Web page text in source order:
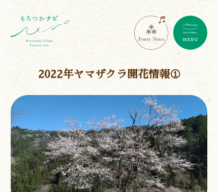
2022年ヤマザクラ開花情報①